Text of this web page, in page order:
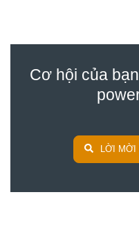
Cơ hội của
LỜI MỜI